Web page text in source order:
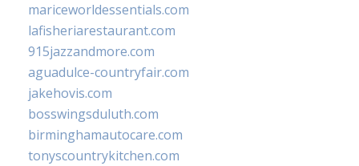
mariceworldessentials.com
lafisheriarestaurant.com
915jazzandmore.com
aguadulce-countryfair.com
jakehovis.com
bosswingsduluth.com
birminghamautocare.com
tonyscountrykitchen.com